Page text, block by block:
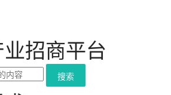
招商平台
搜索